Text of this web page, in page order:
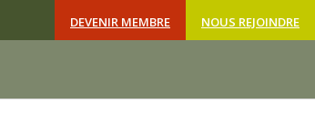
DEVENIR MEMBRE NOUS REJOINDRE